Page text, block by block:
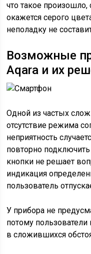
что такое
окажется серого
неполадку не
Возможные
Aqara и их
Одной из частых
отсутствие режима
неприятность
повторно
кнопки не решает
индикация
пользователь
У прибора не
потому
в сложившихся